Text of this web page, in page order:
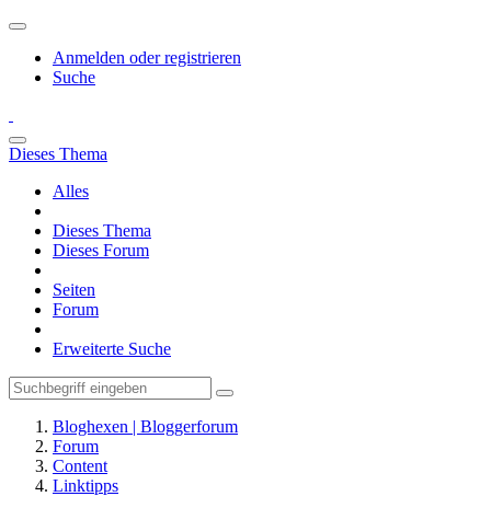
Anmelden oder registrieren
Suche
Dieses Thema
Alles
Dieses Thema
Dieses Forum
Seiten
Forum
Erweiterte Suche
Bloghexen | Bloggerforum
Forum
Content
Linktipps